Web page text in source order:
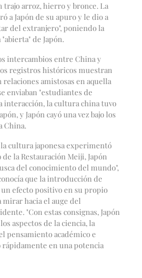
trajo arroz, hierro y bronce. La
a Japón de su apuro y le dio a
del extranjero", poniendo la
de Japón.
intercambios entre China y
registros históricos muestran
amistosas en aquella
enviaban "estudiantes de
interacción, la cultura china tuvo
y Japón cayó una vez bajo los
China.
cultura japonesa experimentó
la Restauración Meiji, Japón
del conocimiento del mundo",
que la introducción de
efecto positivo en su propio
mirar hacia el auge del
"Con estas consignas, Japón
aspectos de la ciencia, la
pensamiento académico e
en una potencia